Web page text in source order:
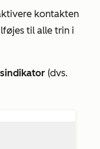
kontakten
til alle trin i
(dvs.